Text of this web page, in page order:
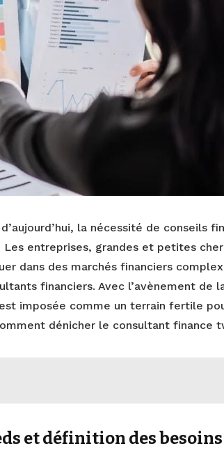
la nécessité de conseils
entreprises, grandes et petites
dans des marchés financiers
financiers. Avec l’avènement de
imposée comme un terrain fertile
dénicher le consultant finance
et définition des besoins